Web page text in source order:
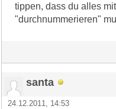
tippen, dass du alles
"durchnummerieren"
santa
24.12.2011, 14:53